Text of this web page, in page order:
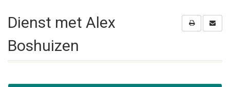
Dienst met Alex
Boshuizen